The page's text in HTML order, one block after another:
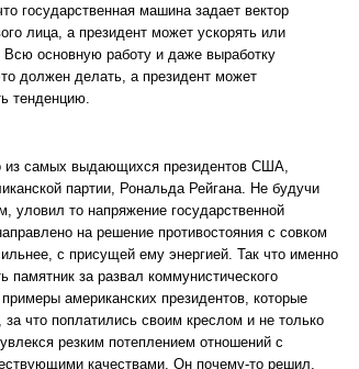
государственная машина задает вектор
лица, а президент может ускорять или
основную работу и даже выработку
должен делать, а президент может
тенденцию.
из самых выдающихся президентов США,
партии, Рональда Рейгана. Не будучи
уловил то напряжение государственной
на решение противостояния с совком
с присущей ему энергией. Так что именно
памятник за развал коммунистического
американских президентов, которые
что поплатились своим креслом и не только
резким потеплением отношений с
качествами. Он почему-то решил,